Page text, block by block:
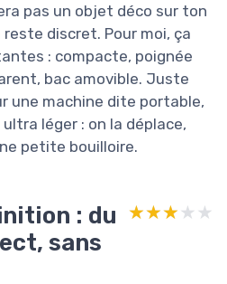
pas un objet déco sur ton
discret. Pour moi, ça
: compacte, poignée
bac amovible. Juste
une machine dite portable,
léger : on la déplace,
petite bouilloire.
: du
sans
★★★★★
★★★★★